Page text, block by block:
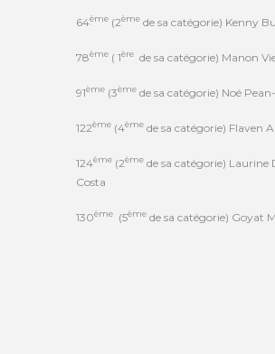
64ème (2ème de sa catégorie) Kenny
78ème ( 1ère de sa catégorie) Manon
91ème (3ème de sa catégorie) Noé
122ème (4ème de sa catégorie) Flaven
124ème (2ème de sa catégorie) Laurine
Costa
130ème (5ème de sa catégorie) Goyat